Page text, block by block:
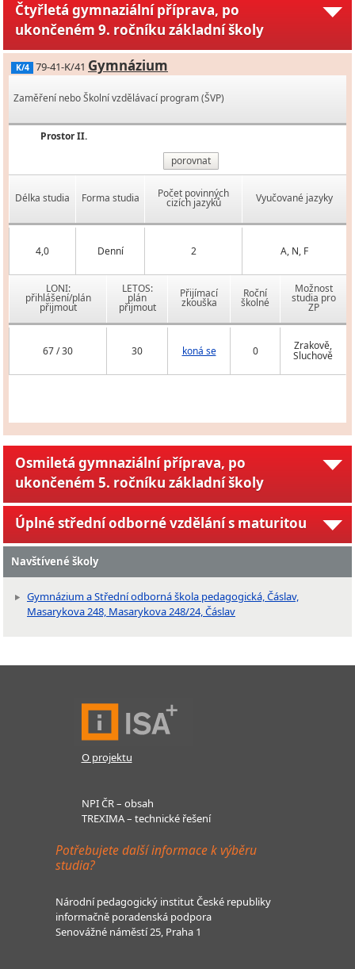
Čtyřletá gymnaziální příprava, po
ukončeném 9. ročníku základní školy
K/4 79-41-K/41 Gymnázium
Zaměření nebo Školní vzdělávací program (ŠVP)
Prostor II.
porovnat
Délka studia Forma studia Počet povinných
cizích jazyků Vyučované jazyky
4,0 Denní 2 A, N, F
LONI:
přihlášení/plán
přijmout
LETOS:
plán
přijmout
Přijímací
zkouška
Roční
školné
Možnost
studia pro
ZP
67 / 30 30 koná se 0 Zrakově,
Sluchově
Osmiletá gymnaziální příprava, po
ukončeném 5. ročníku základní školy
Úplné střední odborné vzdělání s maturitou
Navštívené školy
Gymnázium a Střední odborná škola pedagogická, Čáslav,
Masarykova 248, Masarykova 248/24, Čáslav
O projektu
NPI ČR – obsah
TREXIMA – technické řešení
Potřebujete další informace k výběru
studia?
Národní pedagogický institut České republiky
informačně poradenská podpora
Senovážné náměstí 25, Praha 1